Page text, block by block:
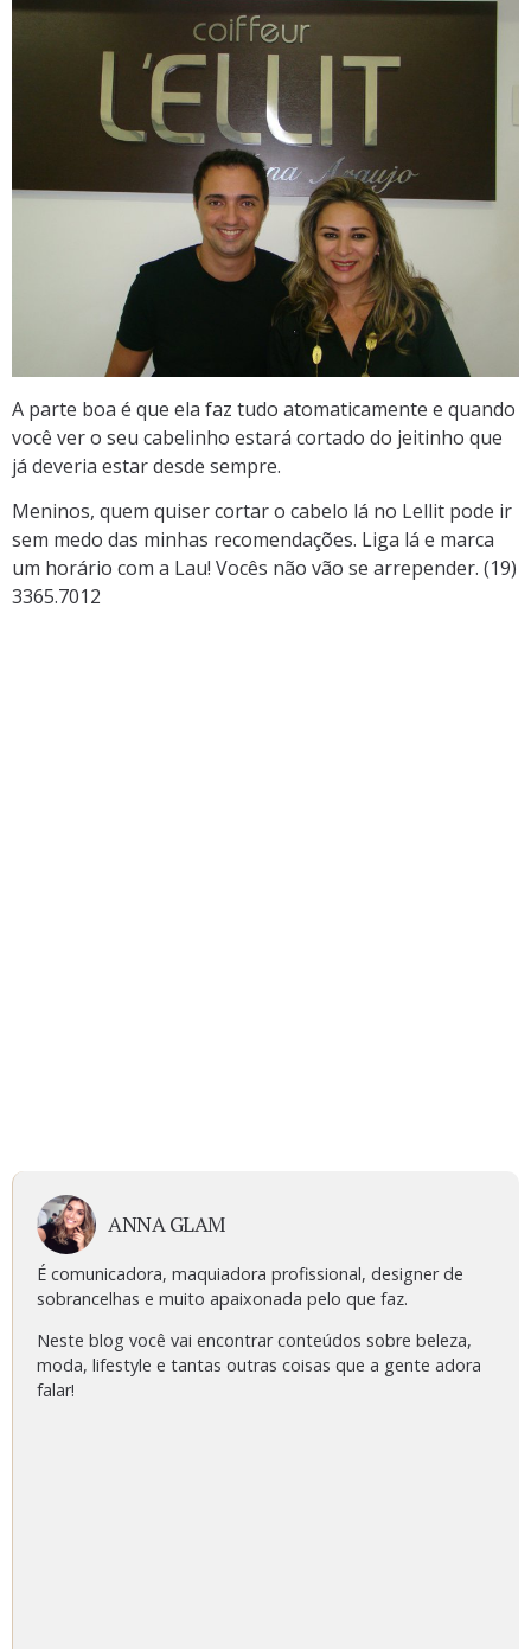
A parte boa é que ela faz tudo atomaticamente e quando
você ver o seu cabelinho estará cortado do jeitinho que
já deveria estar desde sempre.
Meninos, quem quiser cortar o cabelo lá no Lellit pode ir
sem medo das minhas recomendações. Liga lá e marca
um horário com a Lau! Vocês não vão se arrepender. (19)
3365.7012
ANNA GLAM
É comunicadora, maquiadora profissional, designer de
sobrancelhas e muito apaixonada pelo que faz.
Neste blog você vai encontrar conteúdos sobre beleza,
moda, lifestyle e tantas outras coisas que a gente adora
falar!